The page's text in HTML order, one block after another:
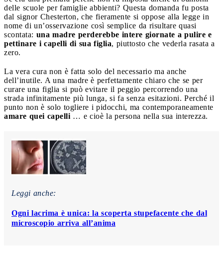
delle scuole per famiglie abbienti? Questa domanda fu posta
dal signor Chesterton, che fieramente si oppose alla legge in
nome di un’osservazione così semplice da risultare quasi
scontata: una madre perderebbe intere giornate a pulire e
pettinare i capelli di sua figlia, piuttosto che vederla rasata a
zero.
La vera cura non è fatta solo del necessario ma anche
dell’inutile. A una madre è perfettamente chiaro che se per
curare una figlia si può evitare il peggio percorrendo una
strada infinitamente più lunga, si fa senza esitazioni. Perché il
punto non è solo togliere i pidocchi, ma contemporaneamente
amare quei capelli … e cioè la persona nella sua interezza.
Leggi anche:
Ogni lacrima è unica: la scoperta stupefacente che dal
microscopio arriva all’anima